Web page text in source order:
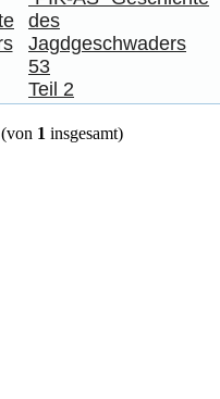
des
Jagdgeschwaders
53
Teil 2
(von 1 insgesamt)